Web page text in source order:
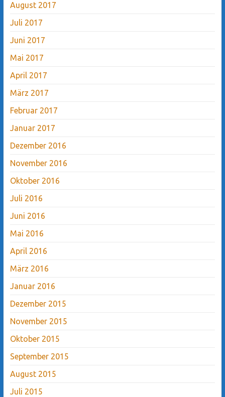
August 2017
Juli 2017
Juni 2017
Mai 2017
April 2017
März 2017
Februar 2017
Januar 2017
Dezember 2016
November 2016
Oktober 2016
Juli 2016
Juni 2016
Mai 2016
April 2016
März 2016
Januar 2016
Dezember 2015
November 2015
Oktober 2015
September 2015
August 2015
Juli 2015